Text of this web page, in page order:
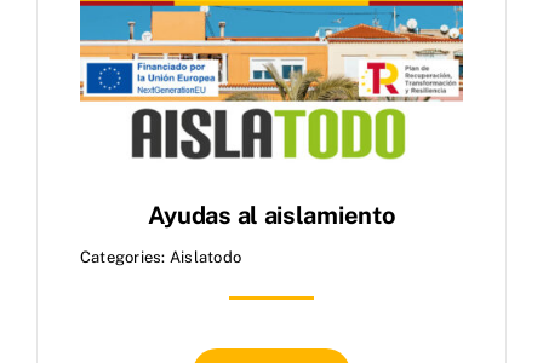
Ayudas al aislamiento
Categories: Aislatodo